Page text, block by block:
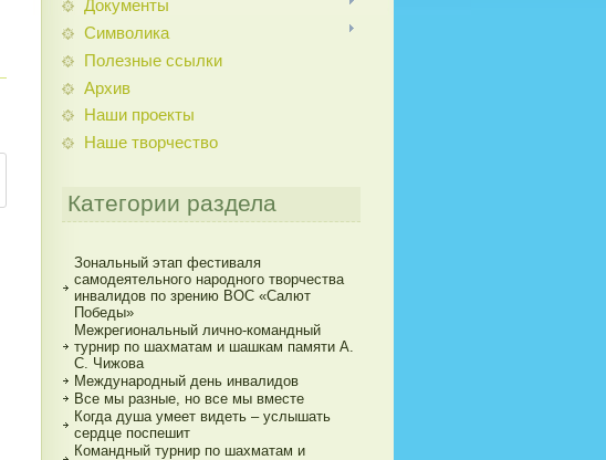
Документы
Символика
Полезные ссылки
Архив
Наши проекты
Наше творчество
Категории раздела
Зональный этап фестиваля
самодеятельного народного творчества
инвалидов по зрению ВОС «Салют
Победы»
Межрегиональный лично-командный
турнир по шахматам и шашкам памяти А.
С. Чижова
Международный день инвалидов
Все мы разные, но все мы вместе
Когда душа умеет видеть – услышать
сердце поспешит
Командный турнир по шахматам и